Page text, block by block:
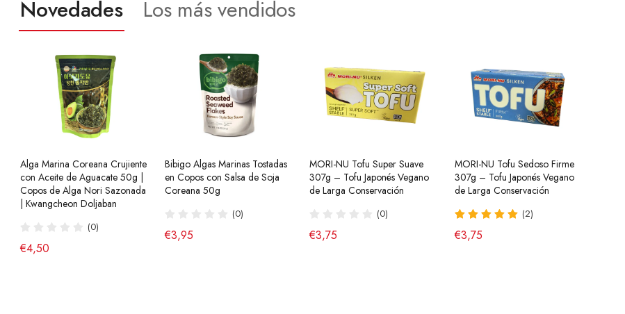
Novedades Los más vendidos
Alga Marina Coreana Crujiente
con Aceite de Aguacate 50g |
Copos de Alga Nori Sazonada
| Kwangcheon Doljaban
(0)
€4,50
Bibigo Algas Marinas Tostadas
en Copos con Salsa de Soja
Coreana 50g
(0)
€3,95
MORI-NU Tofu Super Suave
307g – Tofu Japonés Vegano
de Larga Conservación
(0)
€3,75
MORI-NU Tofu Sedoso Firme
307g – Tofu Japonés Vegano
de Larga Conservación
(2)
€3,75
Ramen Coreano Buldak Sabor
a Queso Hala 140g SamYang
(10)
Ramen Coreanos Salteados
Chapagetti con Salsa Chajang
Halal 140g Nongshim
(13)
€2,75
Salsa para Ensalada china (Salsa
Blanca) 250g HX
Tteokbokki Pastel de Arroz
Dulce y Picante Cup Yopokki
140g Young Poong
(8)
€3,70